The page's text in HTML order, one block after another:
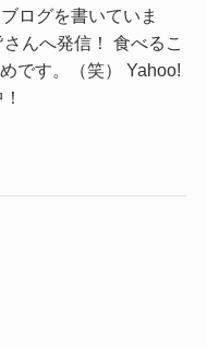
ログを書いていま
んへ発信！ 食べるこ
です。（笑） Yahoo!